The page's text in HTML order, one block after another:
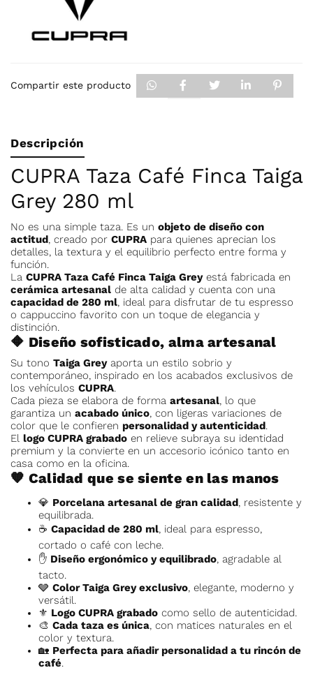
Compartir este producto
Descripción
CUPRA Taza Café Finca Taiga
Grey 280 ml
No es una simple taza. Es un objeto de diseño con
actitud, creado por CUPRA para quienes aprecian los
detalles, la textura y el equilibrio perfecto entre forma y
función.
La CUPRA Taza Café Finca Taiga Greyestá fabricada en
cerámica artesanal de alta calidad y cuenta con una
capacidad de 280 ml, ideal para disfrutar de tu espresso
o cappuccino favorito con un toque de elegancia y
distinción.
🔶 Diseño sofisticado, alma artesanal
Su tono Taiga Greyaporta un estilo sobrio y
contemporáneo, inspirado en los acabados exclusivos de
los vehículos CUPRA.
Cada pieza se elabora de forma artesanal, lo que
garantiza un acabado único, con ligeras variaciones de
color que le confieren personalidad y autenticidad.
El logo CUPRA grabado en relieve subraya su identidad
premium y la convierte en un accesorio icónico tanto en
casa como en la oficina.
🧡 Calidad que se siente en las manos
💎 Porcelana artesanal de gran calidad, resistente y
equilibrada.
☕ Capacidad de 280 ml, ideal para espresso,
cortado o café con leche.
✋ Diseño ergonómico y equilibrado, agradable al
tacto.
🩶 Color Taiga Grey exclusivo, elegante, moderno y
versátil.
⚜️ Logo CUPRA grabado como sello de autenticidad.
🎨 Cada taza es única, con matices naturales en el
color y textura.
🏡 Perfecta para añadir personalidad a tu rincón de
café.